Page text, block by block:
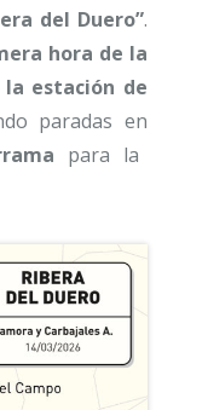
del Duero”.
hora de la
la estación de
paradas en
para la